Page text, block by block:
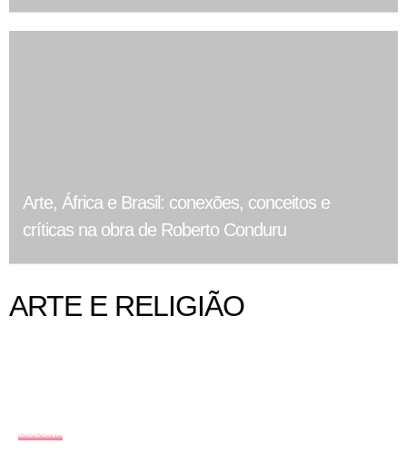
Arte, África e Brasil: conexões, conceitos e
críticas na obra de Roberto Conduru
ARTE E RELIGIÃO
COLUNA